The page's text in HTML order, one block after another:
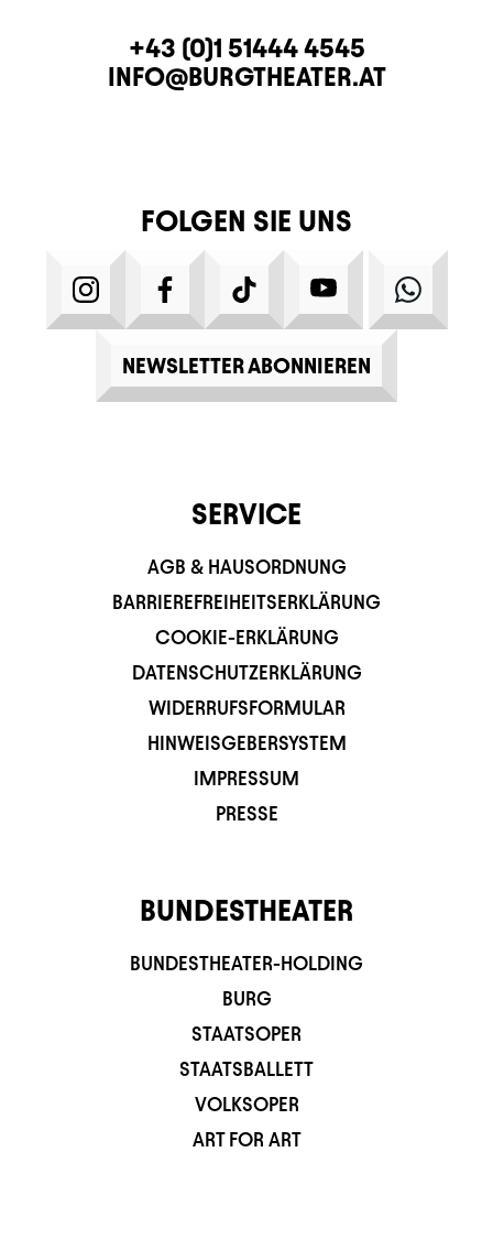
KONTAKTTELEFON
+43 (0)1 51444 4545
E-MAIL
INFO@BURGTHEATER.AT
FOLGEN SIE UNS
INSTAGRAMFACEBOOKTIKTOK YOUTUBE
NEWSLETTER ABONNIEREN
SERVICE
AGB & HAUSORDNUNG
BARRIEREFREIHEITSERKLÄRUNG
COOKIE-ERKLÄRUNG
DATENSCHUTZERKLÄRUNG
WIDERRUFSFORMULAR
HINWEISGEBERSYSTEM
IMPRESSUM
PRESSE
BUNDESTHEATER
BUNDESTHEATER-HOLDING
BURG
STAATSOPER
STAATSBALLETT
VOLKSOPER
ART FOR ART